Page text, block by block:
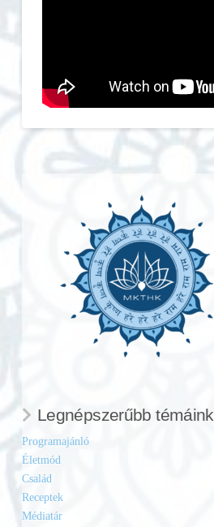
Legnépszerűbb témáink
Programajánló
Életmód
Család
Receptek
Médiatár